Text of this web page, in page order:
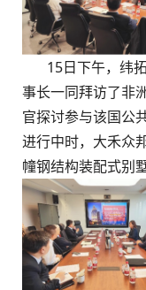
15日下午，纬拓
事长一同拜访了非
官探讨参与该国公
进行中时，大禾众
幢钢结构装配式别